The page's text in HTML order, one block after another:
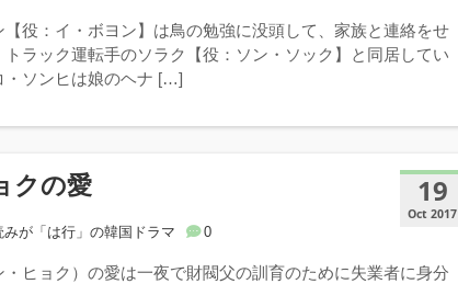
役：イ・ボヨン】は鳥の勉強に没頭して、家族と連絡をせ
ラック運転手のソラク【役：ソン・ソック】と同居してい
・ソンヒは娘のヘナ […]
19
Oct 2017
クの愛
が「は行」の韓国ドラマ 0
・ヒョク）の愛は一夜で財閥父の訓育のために失業者に身分